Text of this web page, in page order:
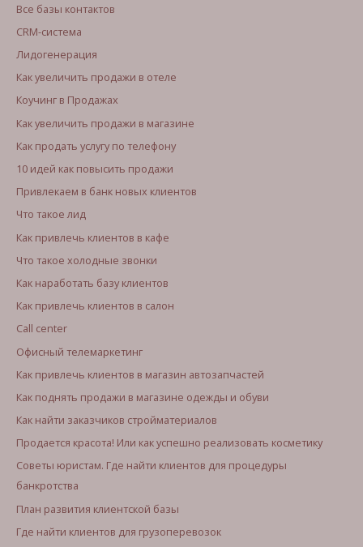
Все базы контактов
CRM-система
Лидогенерация
Как увеличить продажи в отеле
Коучинг в Продажах
Как увеличить продажи в магазине
Как продать услугу по телефону
10 идей как повысить продажи
Привлекаем в банк новых клиентов
Что такое лид
Как привлечь клиентов в кафе
Что такое холодные звонки
Как наработать базу клиентов
Как привлечь клиентов в салон
Call center
Офисный телемаркетинг
Как привлечь клиентов в магазин автозапчастей
Как поднять продажи в магазине одежды и обуви
Как найти заказчиков стройматериалов
Продается красота! Или как успешно реализовать косметику
Советы юристам. Где найти клиентов для процедуры
банкротства
План развития клиентской базы
Где найти клиентов для грузоперевозок